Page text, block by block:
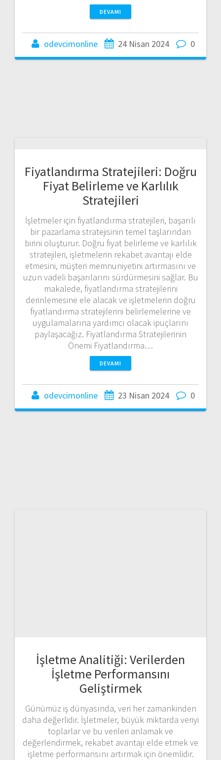
DEVAMI
odevcimonline 24 Nisan 2024 0
Fiyatlandırma Stratejileri: Doğru
Fiyat Belirleme ve Karlılık
Stratejileri
İşletmeler için fiyatlandırma stratejileri, başarılı
bir pazarlama stratejisinin temel taşlarından
birini oluşturur. Doğru fiyat belirleme ve karlılık
stratejileri, işletmelerin rekabet avantajı elde
etmesini, müşteri memnuniyetini artırmasını ve
uzun vadeli başarılarını sürdürmesini sağlar. Bu
makalede, fiyatlandırma stratejilerini
derinlemesine ele alacak ve işletmelerin doğru
fiyatlandırma stratejilerini belirlemelerine ve
uygulamalarına yardımcı olacak ipuçlarını
paylaşacağız. Fiyatlandırma Stratejilerinin
Önemi Fiyatlandırma…
DEVAMI
odevcimonline 23 Nisan 2024 0
yorumlama süreçlerini kullanarak işletme
performansını geliştirmelerine yardımcı olan bir
disiplindir. Bu makalede, işletme analitiği
kavramını derinlemesine inceleyecek ve
işletmelerin verileri…
DEVAMI
odevcimonline 22 Nisan 2024 0